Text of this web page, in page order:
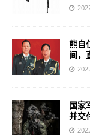
熊自
间，
国家
并交